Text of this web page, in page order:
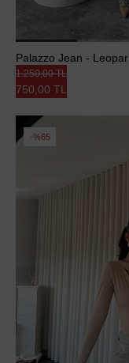
Palazzo Jean - Leopar
750,00 TL
1.250,00 TL
%65